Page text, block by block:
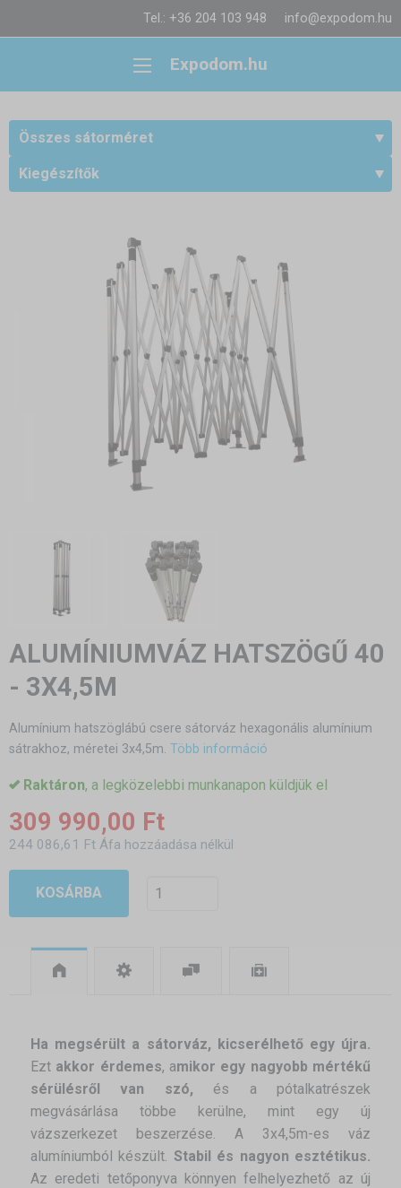
Tel.: +36 204 103 948 info@expodom.hu
Expodom.hu
Összes sátorméret
Kiegészítők
ALUMÍNIUMVÁZ HATSZÖGŰ 40
- 3X4,5M
Alumínium hatszöglábú csere sátorváz hexagonális alumínium
sátrakhoz, méretei 3x4,5m. Több információ
Raktáron, a legközelebbi munkanapon küldjük el
309 990,00 Ft
244 086,61 Ft Áfa hozzáadása nélkül
KOSÁRBA
Ha megsérült a sátorváz, kicserélhető egy újra.
Ezt akkor érdemes, amikor egy nagyobb mértékű
sérülésről van szó, és a pótalkatrészek
megvásárlása többe kerülne, mint egy új
vázszerkezet beszerzése. A 3x4,5m-es váz
alumíniumból készült. Stabil és nagyon esztétikus.
Az eredeti tetőponyva könnyen felhelyezhető az új